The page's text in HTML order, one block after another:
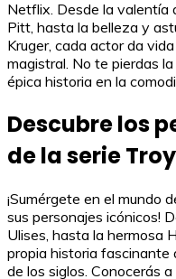
Netflix. Desde la valentía
Pitt, hasta la belleza y
Kruger, cada actor da
magistral. No te pierdas
épica historia en la
Descubre los
de la serie
¡Sumérgete en el mundo
sus personajes icónicos!
Ulises, hasta la hermosa
propia historia fascinante
de los siglos. Conocerás